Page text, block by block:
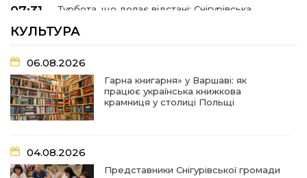
07:31
Турбота, що долає відстані: Снігурівська
послуг
07:27
03 сер
Удар по крамниці: на Снігурівщині російський
дрон поранив двох мирних жителів
19:03
Їхнє слово вагоме, бо перевірене власним
життям
18:18
складу Ради з питань внутрішньо
КУЛЬТУРА
06.08.2026
Гарна книгарня» у Варшаві: як
працює українська книжкова
крамниця у столиці Польщі
04.08.2026
Представники Снігурівської громади